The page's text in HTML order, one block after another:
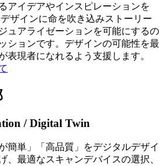
アイデアやインスピレーションを
ザインに命を吹き込みストーリー
ュアライゼーションを可能にするの
ションです。デザインの可能性を最
表現者になれるよう支援します。
/ Digital Twin
簡単」「高品質」をデジタルデザイ
、最適なスキャンデバイスの選択、